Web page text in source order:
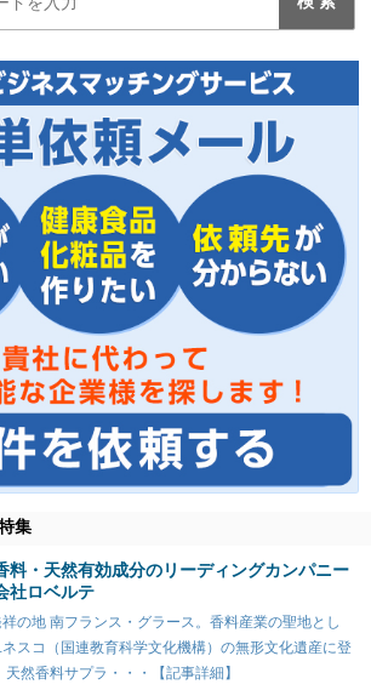
集
料・天然有効成分のリーディングカンパニー
社ロベルテ
の地 南フランス・グラース。香料産業の聖地とし
スコ（国連教育科学文化機構）の無形文化遺産に登
然香料サプラ・・・【記事詳細】